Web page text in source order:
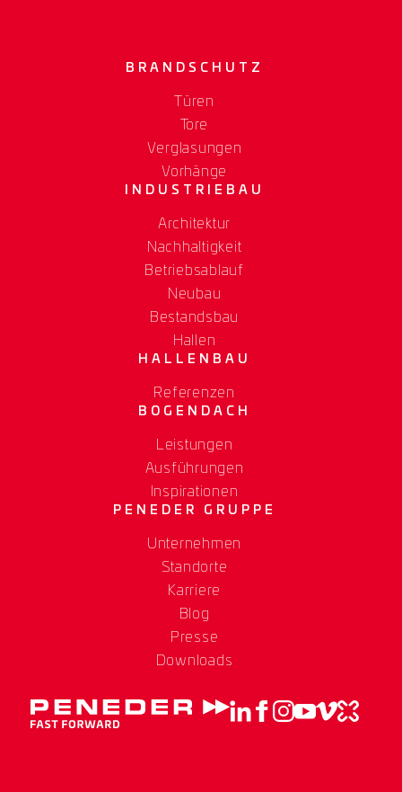
BRANDSCHUTZ
Türen
Tore
Verglasungen
Vorhänge
INDUSTRIEBAU
Architektur
Nachhaltigkeit
Betriebsablauf
Neubau
Bestandsbau
Hallen
HALLENBAU
Referenzen
BOGENDACH
Leistungen
Ausführungen
Inspirationen
PENEDER GRUPPE
Unternehmen
Standorte
Karriere
Blog
Presse
Downloads